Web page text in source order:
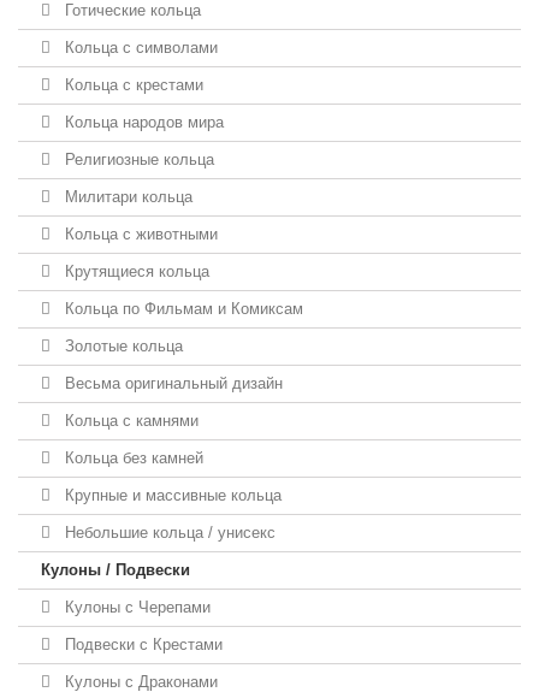
Готические кольца
Кольца с символами
Кольца с крестами
Кольца народов мира
Религиозные кольца
Милитари кольца
Кольца с животными
Крутящиеся кольца
Кольца по Фильмам и Комиксам
Золотые кольца
Весьма оригинальный дизайн
Кольца с камнями
Кольца без камней
Крупные и массивные кольца
Небольшие кольца / унисекс
Кулоны / Подвески
Кулоны с Черепами
Подвески с Крестами
Кулоны с Драконами